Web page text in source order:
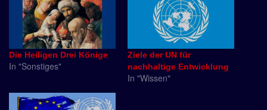
Die Heiligen Drei Könige
In "Sonstiges"
Ziele der UN für
nachhaltige Entwicklung
In "Wissen"